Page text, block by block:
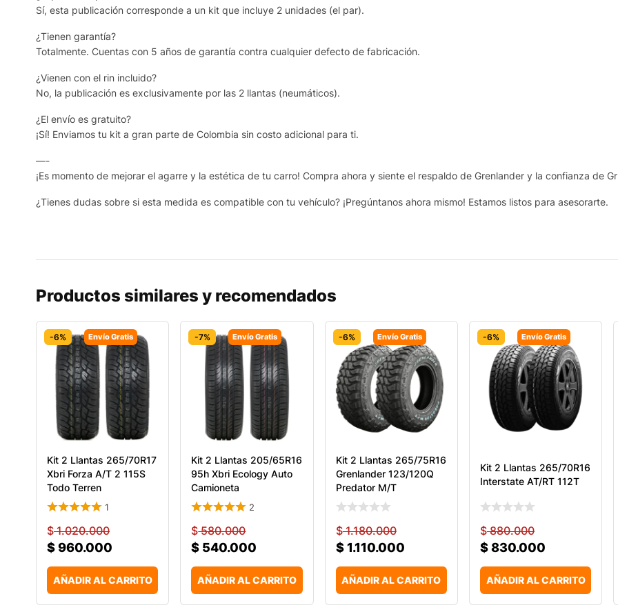
Sí, esta publicación corresponde a un kit que incluye 2 unidades (el par).
¿Tienen garantía?
Totalmente. Cuentas con 5 años de garantía contra cualquier defecto de fabricación.
¿Vienen con el rin incluido?
No, la publicación es exclusivamente por las 2 llantas (neumáticos).
¿El envío es gratuito?
¡Sí! Enviamos tu kit a gran parte de Colombia sin costo adicional para ti.
—-
¡Es momento de mejorar el agarre y la estética de tu carro! Compra ahora y siente el respaldo de Grenlander y la confianza de
¿Tienes dudas sobre si esta medida es compatible con tu vehículo? ¡Pregúntanos ahora mismo! Estamos listos para asesorarte.
Productos similares y recomendados
-6% Envío Gratis
Kit 2 Llantas 265/70R17
Xbri Forza A/T 2 115S
Todo Terren
1
$1.020.000
$960.000
AÑADIR AL CARRITO
-7% Envío Gratis
Kit 2 Llantas 205/65R16
95h Xbri Ecology Auto
Camioneta
2
$580.000
$ 540.000
AÑADIR AL CARRITO
-6% Envío Gratis
Kit 2 Llantas 265/75R16
Grenlander 123/120Q
Predator M/T
$1.180.000
$1.110.000
AÑADIR AL CARRITO
-6% Envío Gratis
Kit 2 Llantas 265/70R16
Interstate AT/RT 112T
$880.000
$830.000
AÑADIR AL CARRITO